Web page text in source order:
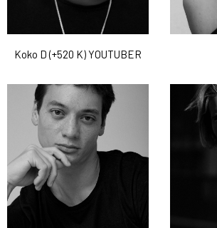
Koko D (+520 K) YOUTUBER